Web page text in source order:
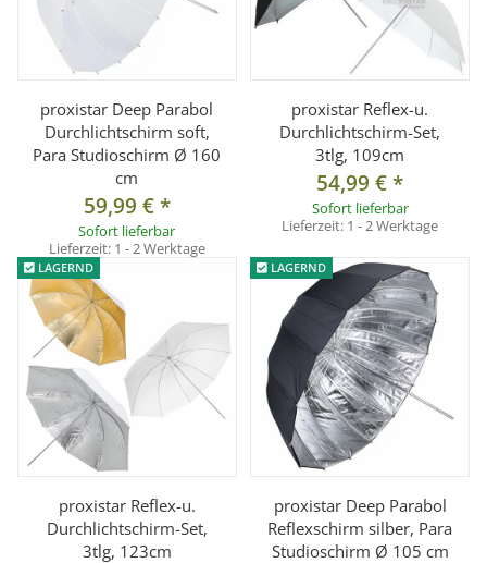
proxistar Deep Parabol
Durchlichtschirm soft,
Para Studioschirm Ø 160
cm
59,99 €*
Sofort lieferbar
Lieferzeit: 1 - 2 Werktage
proxistar Reflex-u.
Durchlichtschirm-Set,
3tlg, 109cm
54,99 €*
Sofort lieferbar
Lieferzeit: 1 - 2 Werktage
LAGERND
proxistar Reflex-u.
Durchlichtschirm-Set,
3tlg, 123cm
LAGERND
proxistar Deep Parabol
Reflexschirm silber, Para
Studioschirm Ø 105 cm